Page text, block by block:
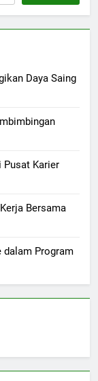
Daya Saing
Pusat Karier
Bersama
dalam Program